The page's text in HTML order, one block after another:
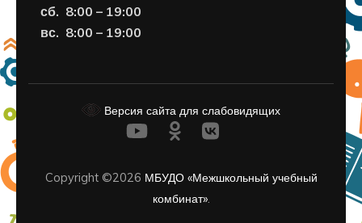
сб. 8:00 – 19:00
вс. 8:00 – 19:00
Версия сайта для слабовидящих
Copyright ©2026 МБУДО «Межшкольный учебный
комбинат».